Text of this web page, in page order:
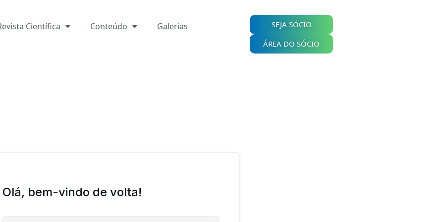
Científica Conteúdo Galerias
SEJA SÓCIO
ÁREA DO SÓCIO
Olá, bem-vindo de volta!